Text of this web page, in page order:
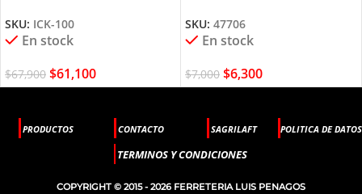
SKU: ICK-100
En stock
$67,900 $61,100
SKU: 47706
En stock
$7,000 $6,300
PRODUCTOS CONTACTO SAGRILAFT POLITICA DE DATOS
TERMINOS Y CONDICIONES
COPYRIGHT © 2015 - 2026 FERRETERIA LUIS PENAGOS